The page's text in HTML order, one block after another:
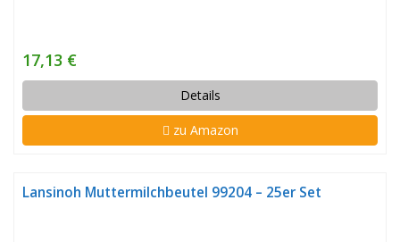
17,13 €
Details
zu Amazon
Lansinoh Muttermilchbeutel 99204 – 25er Set